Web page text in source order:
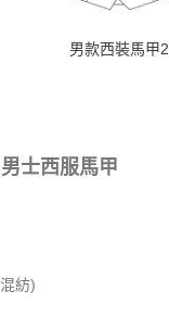
男款西裝馬甲2
士西服馬甲
紡)